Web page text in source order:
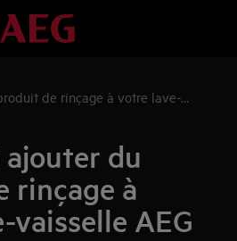
de rinçage à votre lave-
du
rinçage à
vaisselle AEG